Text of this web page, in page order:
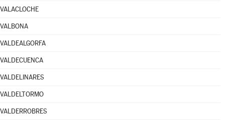
VALACLOCHE
VALBONA
VALDEALGORFA
VALDECUENCA
VALDELINARES
VALDELTORMO
VALDERROBRES